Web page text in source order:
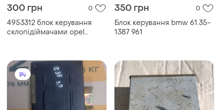
300 грн 0
4953312 блок керування
склопідіймачами opel
350 грн 0
Блок керування bmw 61.35-
1387 961